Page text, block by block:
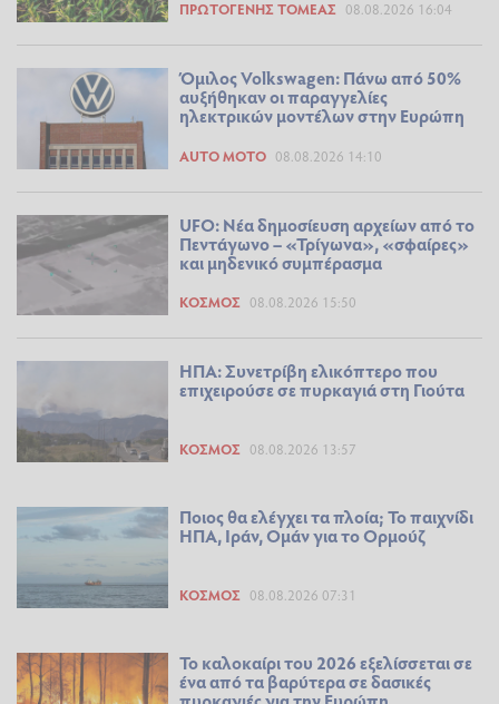
ΠΡΩΤΟΓΕΝΉΣ ΤΟΜΈΑΣ 08.08.2026 16:04
Όμιλος Volkswagen: Πάνω από 50%
αυξήθηκαν οι παραγγελίες
ηλεκτρικών μοντέλων στην Ευρώπη
AUTO MOTO 08.08.2026 14:10
UFO: Νέα δημοσίευση αρχείων από το
Πεντάγωνο – «Τρίγωνα», «σφαίρες»
και μηδενικό συμπέρασμα
ΚΌΣΜΟΣ 08.08.2026 15:50
ΗΠΑ: Συνετρίβη ελικόπτερο που
επιχειρούσε σε πυρκαγιά στη Γιούτα
ΚΌΣΜΟΣ 08.08.2026 13:57
Ποιος θα ελέγχει τα πλοία; Το παιχνίδι
ΗΠΑ, Ιράν, Ομάν για το Ορμούζ
ΚΌΣΜΟΣ 08.08.2026 07:31
Το καλοκαίρι του 2026 εξελίσσεται σε
ένα από τα βαρύτερα σε δασικές